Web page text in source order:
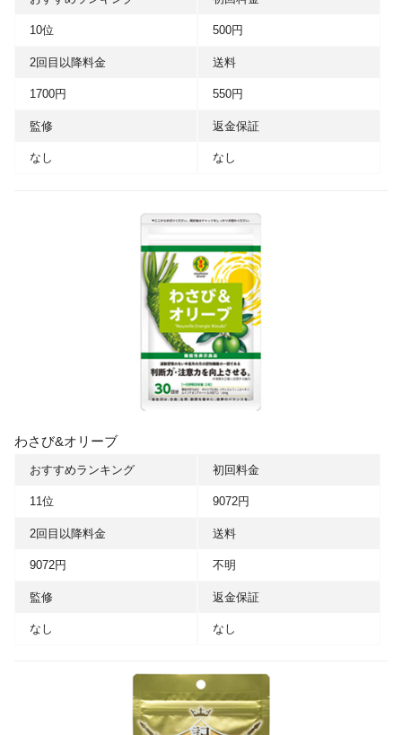
10位 500円
2回目以降料金
1700円
送料
550円
監修
なし
返金保証
なし
わさび&オリーブ
おすすめランキング
11位
初回料金
9072円
2回目以降料金
9072円
送料
不明
監修
なし
返金保証
なし